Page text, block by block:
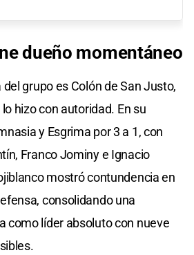
dueño momentáneo
grupo es Colón de San Justo,
hizo con autoridad. En su
y Esgrima por 3 a 1, con
Franco Jominy e Ignacio
mostró contundencia en
consolidando una
como líder absoluto con nueve